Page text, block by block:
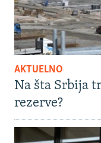
AKTUELNO
Na šta Srbija
rezerve?